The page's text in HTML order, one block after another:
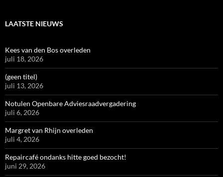
LAATSTE NIEUWS
Kees van den Bos overleden
juli 18, 2026
(geen titel)
juli 13, 2026
Notulen Openbare Adviesraadvergadering
juli 6, 2026
Margret van Rhijn overleden
juli 4, 2026
Repaircafé ondanks hitte goed bezocht!
juni 29, 2026